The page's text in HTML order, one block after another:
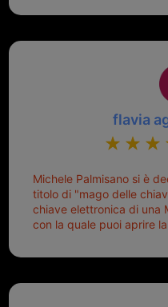
mio riferimento. Ah
Top top top!!!
flavia
Michele Palmisano si è
titolo di "mago delle
chiave elettronica di una
con la quale puoi aprire
pronta per la
il coperchietto, la chiave